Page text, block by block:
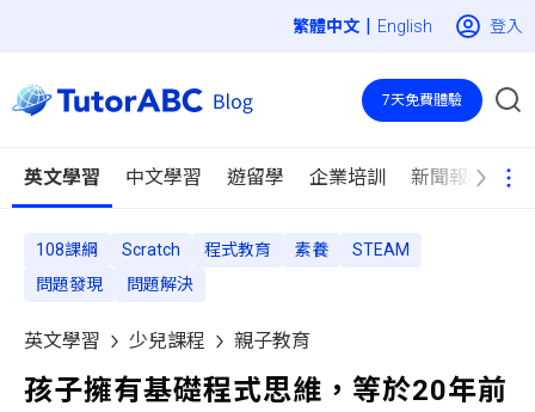
| English 登入
英文學習 中文學習 遊留學 企業培訓 新聞報導
7天免費體驗
108課綱 Scratch 程式教育 素養
STEAM
問題發現
問題解決
英文學習 少兒課程 親子教育
孩子擁有基礎程式思維，等於20年前